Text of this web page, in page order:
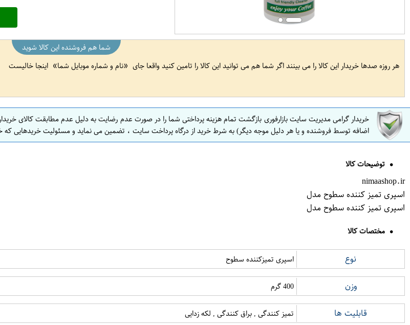
شما هم فروشنده این کالا شوید
هر روزه صدها خریدار این کالا را می بینند اگر شما هم می توانید این کالا را تامین کنید واقعا جای
نام و شماره موبایل شما اینجا خالیست
خریدار گرامی مدیریت سایت بازارفوری بازگشت تمام هزینه پرداختی شما را در صورت عدم رضایت به دلیل عدم مطابقت کالای
اضافه توسط فروشنده و یا هر دلیل موجه دیگر) به شرط خرید از درگاه پرداخت سایت ، تضمین می نماید و مسئولیت خریدهایی که
توضیحات کالا
nimaashop.ir
اسپری تمیز کننده سطوح مدل
اسپری تمیز کننده سطوح مدل
مختصات کالا
نوع اسپری تمیزکننده سطوح
وزن 400 گرم
قابلیت ها تمیز کنندگی , براق کنندگی , لکه زدایی